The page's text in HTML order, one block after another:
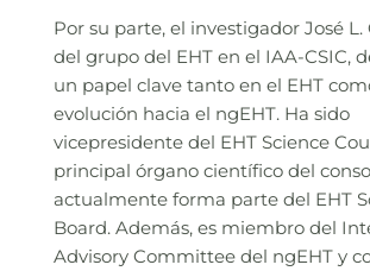
Por su parte, el investigador José
del grupo del EHT en el IAA-CSIC,
un papel clave tanto en el EHT
evolución hacia el ngEHT. Ha sido
vicepresidente del EHT Science
principal órgano científico del
actualmente forma parte del EHT
Board. Además, es miembro del
Advisory Committee del ngEHT y